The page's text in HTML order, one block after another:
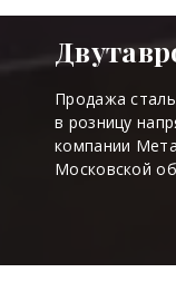
Продажа
в розницу
компании
Московской